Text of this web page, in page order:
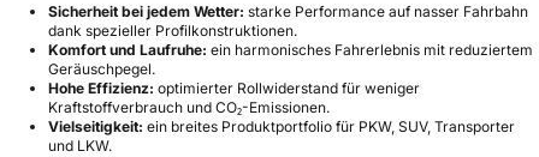
Sicherheit bei jedem Wetter: starke Performance auf nasser Fahrbahn
dank spezieller Profilkonstruktionen.
Komfort und Laufruhe: ein harmonisches Fahrerlebnis mit reduziertem
Geräuschpegel.
Hohe Effizienz: optimierter Rollwiderstand für weniger
Kraftstoffverbrauch und CO₂-Emissionen.
Vielseitigkeit: ein breites Produktportfolio für PKW, SUV, Transporter
und LKW.